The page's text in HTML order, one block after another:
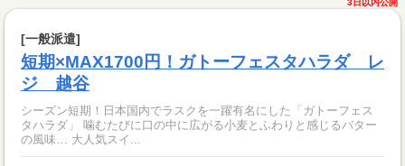
[一般派遣]
短期×MAX1700円！ガトーフェスタハラダ レ
ジ 越谷
シーズン短期！日本国内でラスクを一躍有名にした「ガトーフェス
タハラダ」 噛むたびに口の中に広がる小麦とふわりと感じるバター
の風味… 大人気スイ...